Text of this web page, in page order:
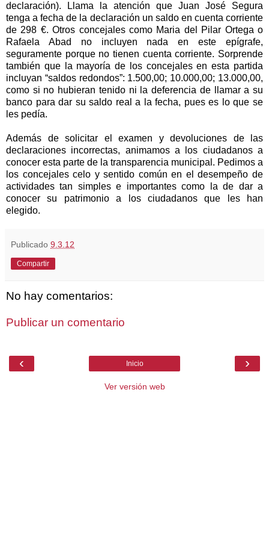
declaración). Llama la atención que Juan José Segura
tenga a fecha de la declaración un saldo en cuenta corriente
de 298 €. Otros concejales como Maria del Pilar Ortega o
Rafaela Abad no incluyen nada en este epígrafe,
seguramente porque no tienen cuenta corriente. Sorprende
también que la mayoría de los concejales en esta partida
incluyan “saldos redondos”: 1.500,00; 10.000,00; 13.000,00,
como si no hubieran tenido ni la deferencia de llamar a su
banco para dar su saldo real a la fecha, pues es lo que se
les pedía.
Además de solicitar el examen y devoluciones de las
declaraciones incorrectas, animamos a los ciudadanos a
conocer esta parte de la transparencia municipal. Pedimos a
los concejales celo y sentido común en el desempeño de
actividades tan simples e importantes como la de dar a
conocer su patrimonio a los ciudadanos que les han
elegido.
Publicado 9.3.12
Compartir
No hay comentarios:
Publicar un comentario
‹ ›
Inicio
Ver versión web